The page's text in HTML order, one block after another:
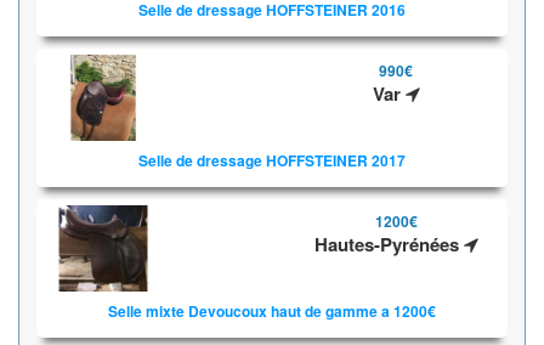
Selle de dressage HOFFSTEINER 2016
990€
Var
Selle de dressage HOFFSTEINER 2017
1200€
Hautes-Pyrénées
Selle mixte Devoucoux haut de gamme a 1200€